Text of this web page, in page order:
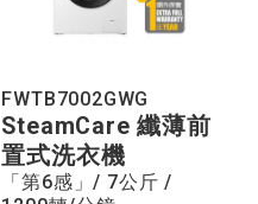
FWTB7002GWG
SteamCare 纖薄前
置式洗衣機
「第6感」/ 7公斤 /